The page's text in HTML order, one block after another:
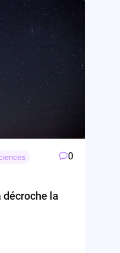
0
décroche la